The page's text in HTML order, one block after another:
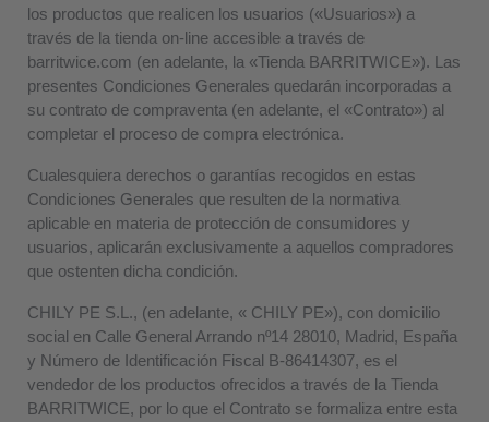
los productos que realicen los usuarios («Usuarios») a
través de la tienda on-line accesible a través de
barritwice.com (en adelante, la «Tienda BARRITWICE»). Las
presentes Condiciones Generales quedarán incorporadas a
su contrato de compraventa (en adelante, el «Contrato») al
completar el proceso de compra electrónica.
Cualesquiera derechos o garantías recogidos en estas
Condiciones Generales que resulten de la normativa
aplicable en materia de protección de consumidores y
usuarios, aplicarán exclusivamente a aquellos compradores
que ostenten dicha condición.
CHILY PE S.L., (en adelante, « CHILY PE»), con domicilio
social en Calle General Arrando nº14 28010, Madrid, España
y Número de Identificación Fiscal B-86414307, es el
vendedor de los productos ofrecidos a través de la Tienda
BARRITWICE, por lo que el Contrato se formaliza entre esta